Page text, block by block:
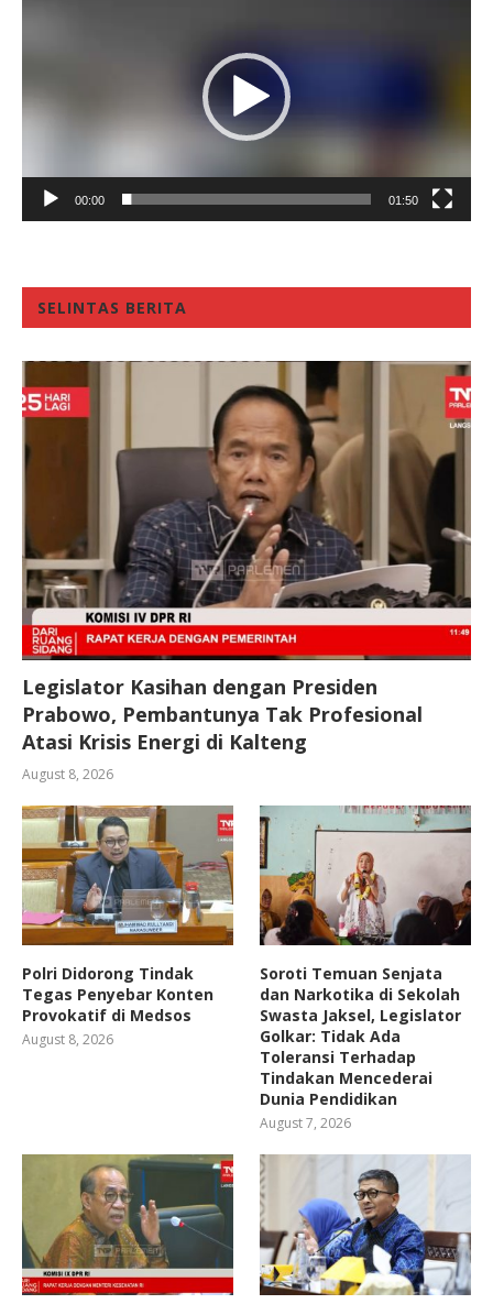
00:00 01:50
SELINTAS BERITA
Legislator Kasihan dengan Presiden
Prabowo, Pembantunya Tak Profesional
Atasi Krisis Energi di Kalteng
August 8, 2026
Polri Didorong Tindak
Tegas Penyebar Konten
Provokatif di Medsos
August 8, 2026
Soroti Temuan Senjata
dan Narkotika di Sekolah
Swasta Jaksel, Legislator
Golkar: Tidak Ada
Toleransi Terhadap
Tindakan Mencederai
Dunia Pendidikan
August 7, 2026